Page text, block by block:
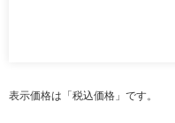
表示価格は「税込価格」です。